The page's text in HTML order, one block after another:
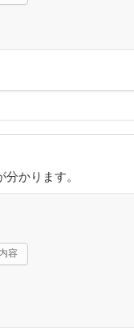
かります。
容